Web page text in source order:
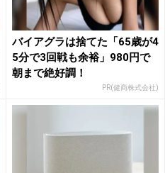
バイアグラは捨てた「65歳が4
5分で3回戦も余裕」980円で
朝まで絶好調！
PR(健商株式会社)